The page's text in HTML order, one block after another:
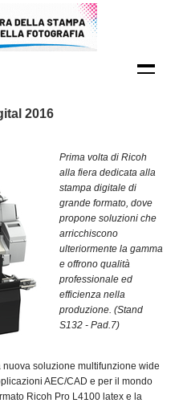
2016
Prima volta di Ricoh
alla fiera dedicata alla
stampa digitale di
grande formato, dove
propone soluzioni che
arricchiscono
ulteriormente la gamma
e offrono qualità
professionale ed
efficienza nella
produzione. (Stand
S132 - Pad.7)
soluzione multifunzione wide
AEC/CAD e per il mondo
Ricoh Pro L4100 latex e la